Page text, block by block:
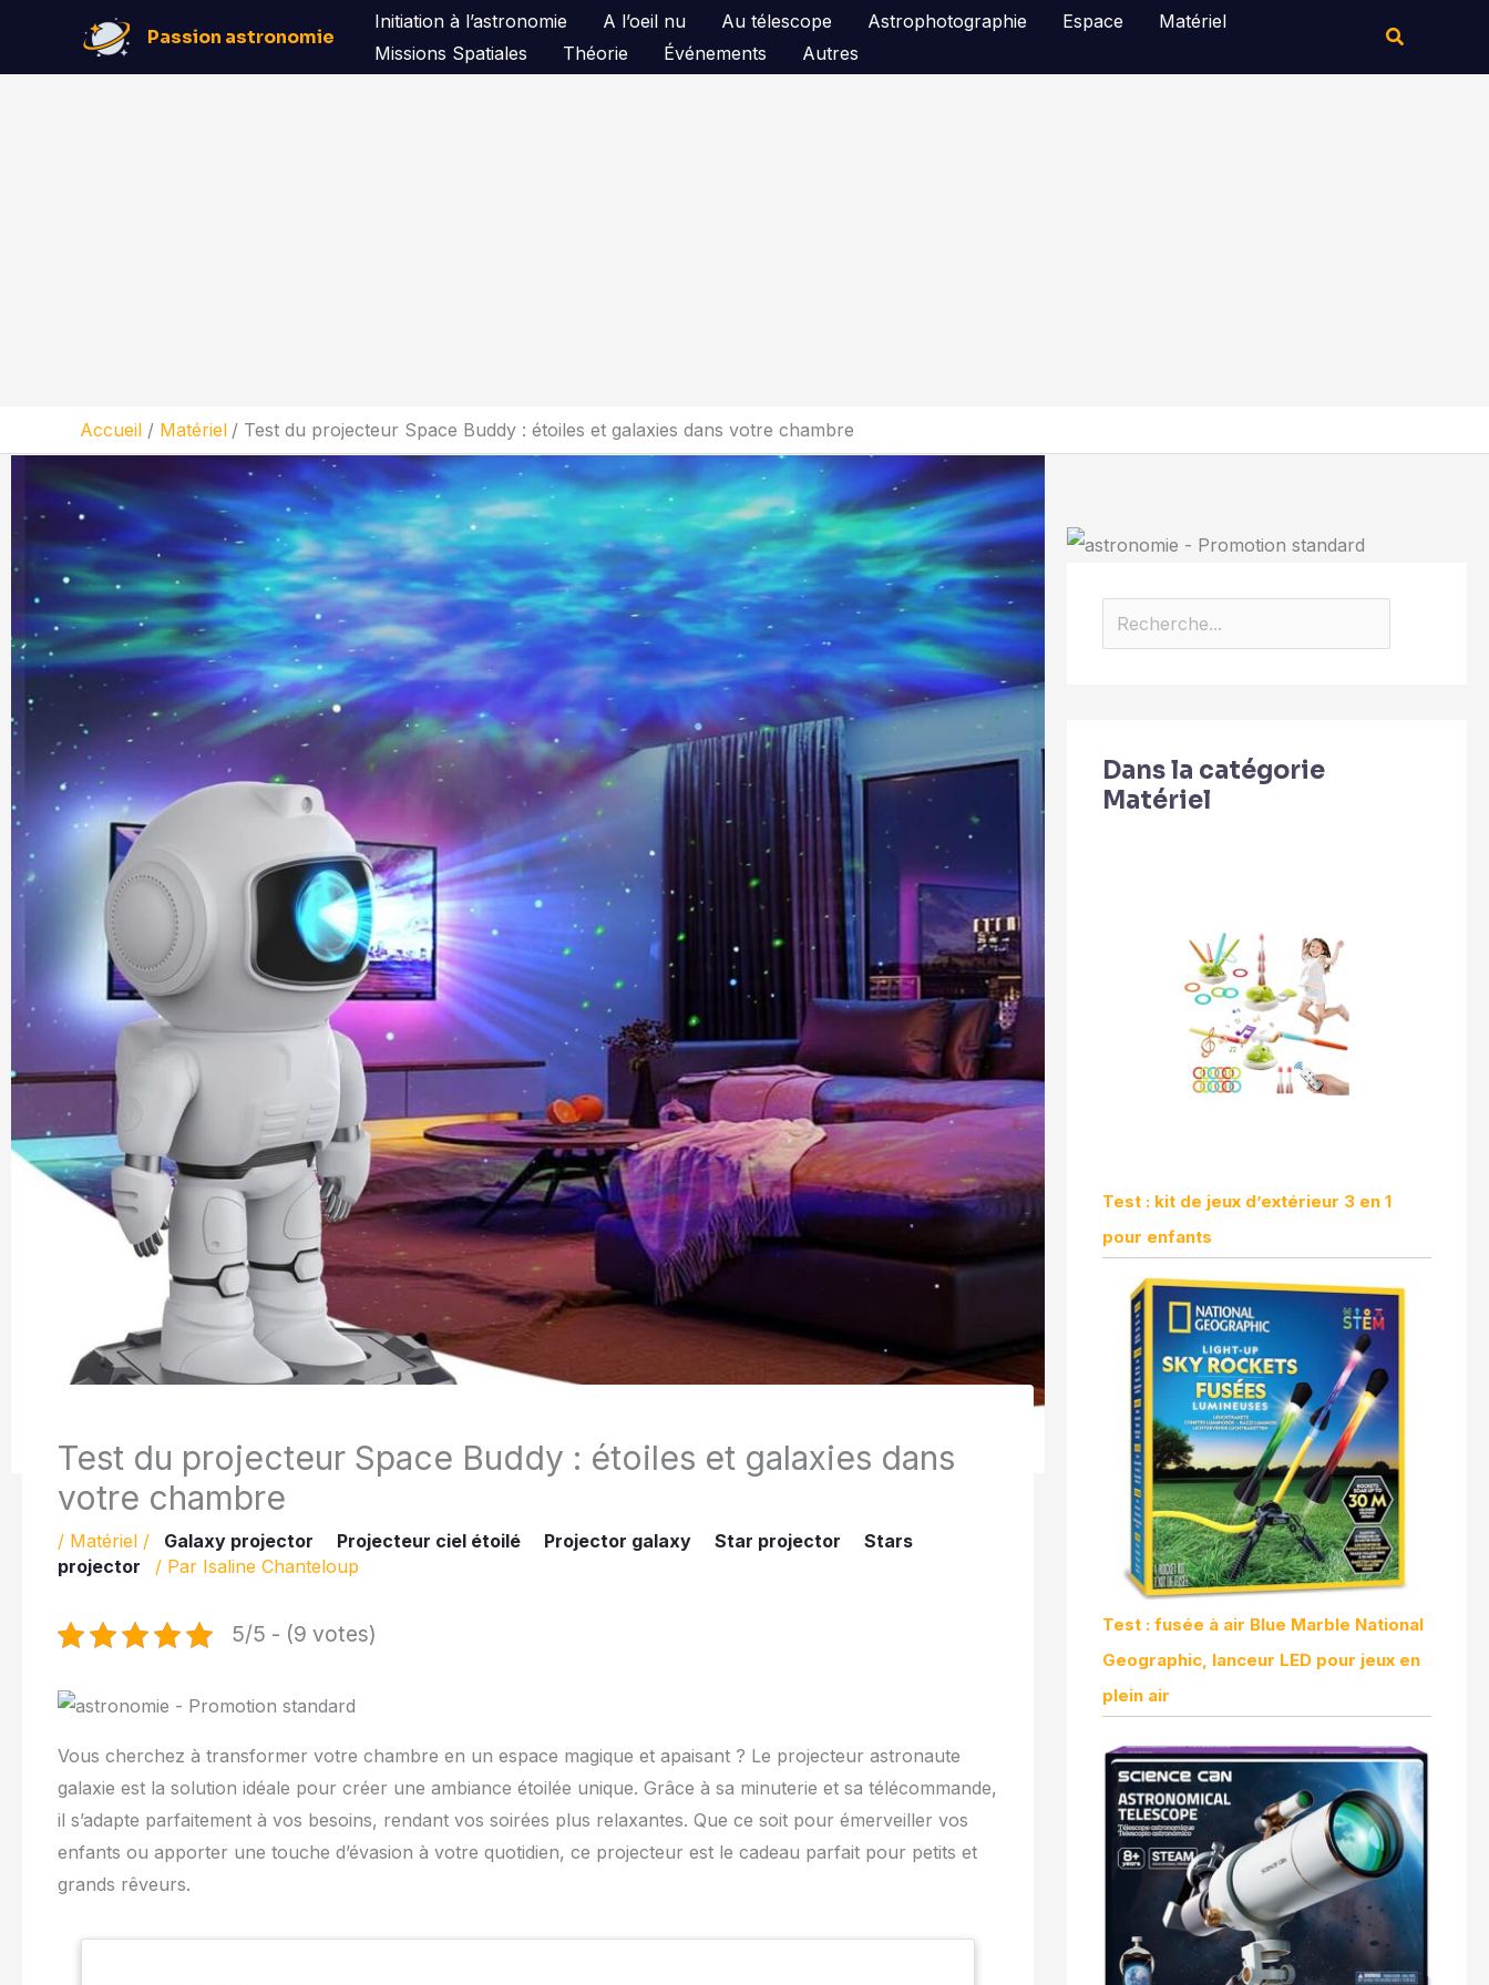
contenu
Passion astronomie
Initiation à l’astronomie A l’oeil nu Au télescope Astrophotographie Espace
Matériel
Missions Spatiales
Théorie Événements Autres
Rechercher
Accueil Matériel Test du projecteur Space Buddy : étoiles et galaxies dans votre chambre
Test du projecteur Space Buddy : étoiles et galaxies dans
votre chambre
/ Matériel / Galaxy projector Projecteur ciel étoilé Projector galaxy Star projector
Stars
projector
/ Par Isaline Chanteloup
5/5 - (9 votes)
Vous cherchez à transformer votre chambre en un espace magique et apaisant ? Le projecteur astronaute
galaxie est la solution idéale pour créer une ambiance étoilée unique. Grâce à sa minuterie et sa télécommande,
il s’adapte parfaitement à vos besoins, rendant vos soirées plus relaxantes. Que ce soit pour émerveiller vos
enfants ou apporter une touche d’évasion à votre quotidien, ce projecteur est le cadeau parfait pour petits et
grands rêveurs.
Rechercher
Dans la catégorie
Matériel
Test : kit de jeux d’extérieur 3 en 1
pour enfants
Test : fusée à air Blue Marble National
Geographic, lanceur LED pour jeux en
plein air